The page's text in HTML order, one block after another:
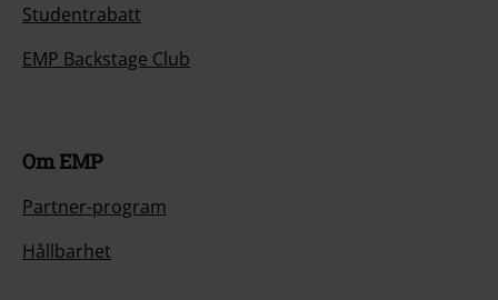
Studentrabatt
EMP Backstage Club
Om EMP
Partner-program
Hållbarhet